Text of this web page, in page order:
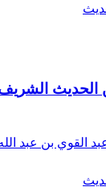
الحديث
القوي بن عبد